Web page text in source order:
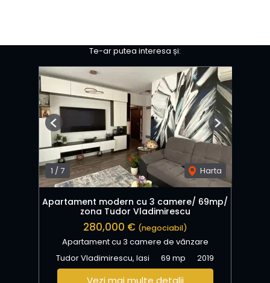
Te-ar putea interesa și:
1 / 7 Harta
Previous Next
Apartament modern cu 3 camere/ 69mp/
zona Tudor Vladimirescu
280,000 € (negociabil)
Apartament cu 3 camere de vânzare
Tudor Vladimirescu, Iasi
69 mp 2019
Vezi mai multe detalii